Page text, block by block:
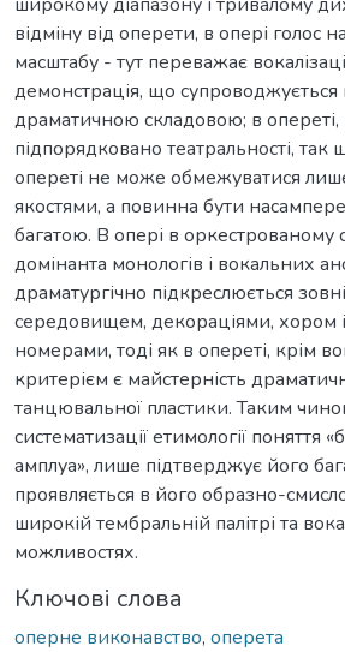
відміну від оперети, в опері голос
масштабу - тут переважає
демонстрація, що
драматичною складовою; в опереті,
підпорядковано театральності, так
опереті не може обмежуватися
якостями, а повинна бути
багатою. В опері в оркестрованому
домінанта монологів і вокальних
драматургічно підкреслюється
середовищем, декораціями, хором
номерами, тоді як в опереті, крім
критерієм є майстерність
танцювальної пластики. Таким
систематизації етимології поняття
амплуа», лише підтверджує його
проявляється в його образно-
широкій тембральній палітрі та
можливостях.
Ключові слова
оперне виконавство, оперета